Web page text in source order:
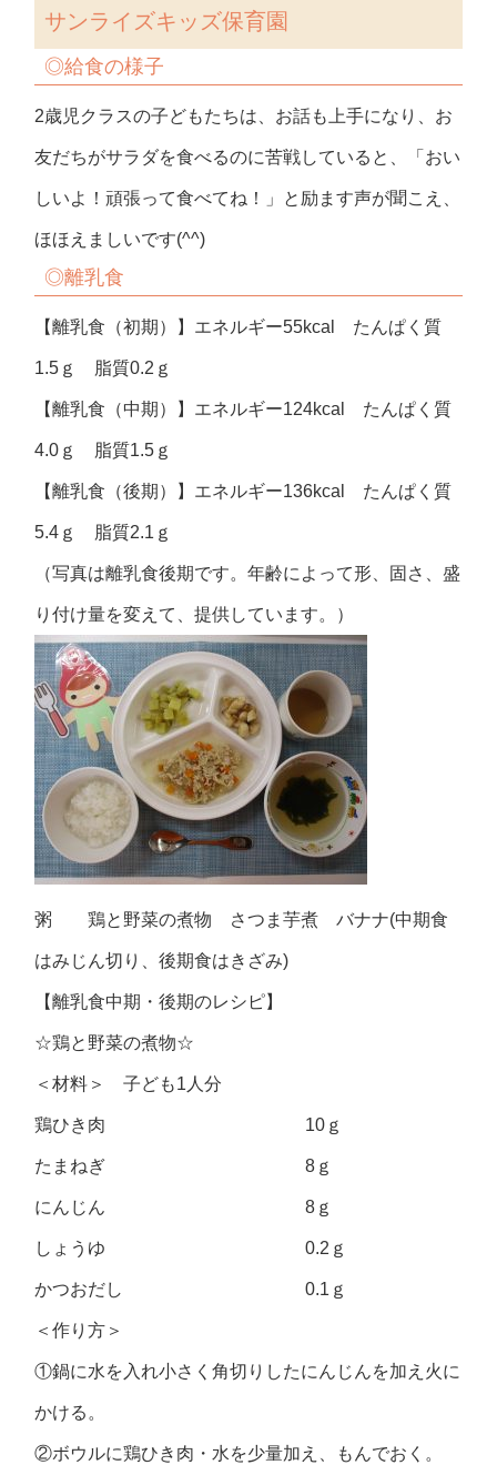
サンライズキッズ保育園
◎給食の様子
2歳児クラスの子どもたちは、お話も上手になり、お
友だちがサラダを食べるのに苦戦していると、「おい
しいよ！頑張って食べてね！」と励ます声が聞こえ、
ほほえましいです(^^)
◎離乳食
【離乳食（初期）】エネルギー55kcal たんぱく質
1.5ｇ 脂質0.2ｇ
【離乳食（中期）】エネルギー124kcal たんぱく質
4.0ｇ 脂質1.5ｇ
【離乳食（後期）】エネルギー136kcal たんぱく質
5.4ｇ 脂質2.1ｇ
（写真は離乳食後期です。年齢によって形、固さ、盛
り付け量を変えて、提供しています。）
粥 鶏と野菜の煮物 さつま芋煮 バナナ(中期食
はみじん切り、後期食はきざみ)
【離乳食中期・後期のレシピ】
☆鶏と野菜の煮物☆
＜材料＞ 子ども1人分
鶏ひき肉 10ｇ
たまねぎ 8ｇ
にんじん 8ｇ
しょうゆ 0.2ｇ
かつおだし 0.1ｇ
＜作り方＞
①鍋に水を入れ小さく角切りしたにんじんを加え火に
かける。
②ボウルに鶏ひき肉・水を少量加え、もんでおく。